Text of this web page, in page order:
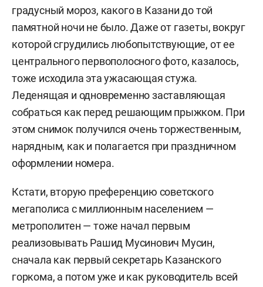
градусный мороз, какого в Казани до той
памятной ночи не было. Даже от газеты, вокруг
которой сгрудились любопытствующие, от ее
центрального первополосного фото, казалось,
тоже исходила эта ужасающая стужа.
Леденящая и одновременно заставляющая
собраться как перед решающим прыжком. При
этом снимок получился очень торжественным,
нарядным, как и полагается при праздничном
оформлении номера.
Кстати, вторую преференцию советского
мегаполиса с миллионным населением —
метрополитен — тоже начал первым
реализовывать Рашид Мусинович Мусин,
сначала как первый секретарь Казанского
горкома, а потом уже и как руководитель всей